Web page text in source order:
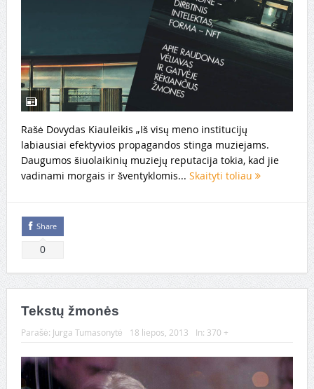
Rašė Dovydas Kiauleikis „Iš visų meno institucijų
labiausiai efektyvios propagandos stinga muziejams.
Daugumos šiuolaikinių muziejų reputacija tokia, kad jie
vadinami morgais ir šventyklomis... Skaityti toliau
Share
0
Tekstų žmonės
Parašė: Jurga Tumasonytė 18 liepos, 2013 In: 370 +